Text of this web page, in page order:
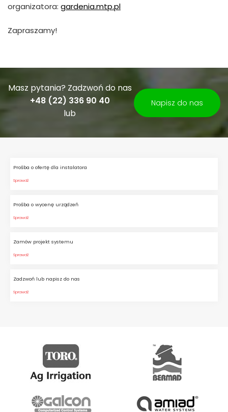
organizatora: gardenia.mtp.pl
Zapraszamy!
Masz pytania? Zadzwoń do nas
+48 (22) 336 90 40
lub
Napisz do nas
Prośba o ofertę dla instalatora
Sprawdź
Prośba o wycenę urządzeń
Sprawdź
Zamów projekt systemu
Sprawdź
Zadzwoń lub napisz do nas
Sprawdź